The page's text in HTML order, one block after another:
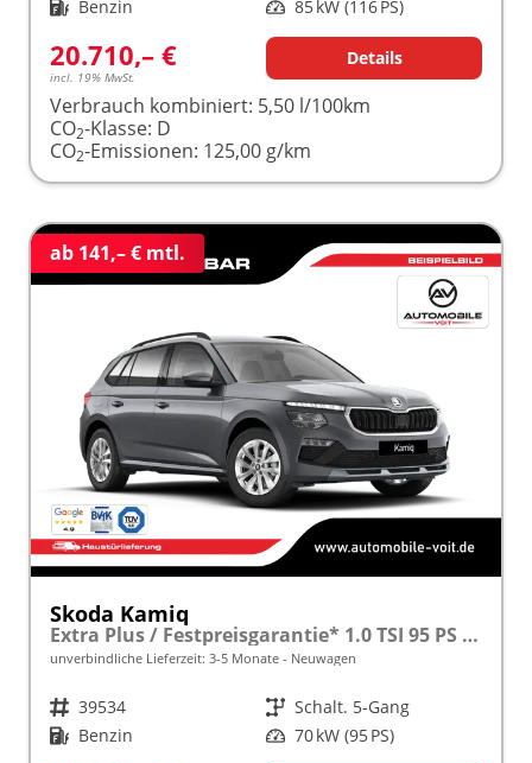
Kraftstoff Benzin Leistung 85 kW (116 PS)
20.710,– €
incl. 19% MwSt.
Details
Verbrauch kombiniert: 5,50 l/100km
CO2-Klasse: D
CO2-Emissionen: 125,00 g/km
ab 141,– € mtl.
Skoda Kamiq
Extra Plus / Festpreisgarantie* 1.0 TSI 95 PS inkl. 5 J. Garantie frei konfigurierbar!
unverbindliche Lieferzeit: 3-5 Monate Neuwagen
Fahrzeugnr. 39534 Getriebe Schalt. 5-Gang
Kraftstoff Benzin Leistung 70 kW (95 PS)